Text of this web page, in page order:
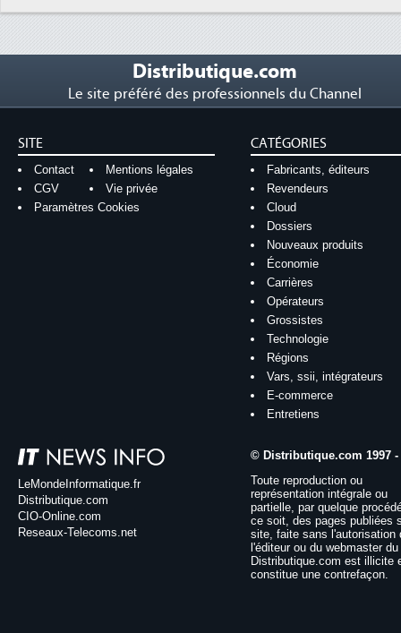
Distributique.com
Le site préféré des professionnels du Channel
SITE
Contact
Mentions légales
CGV
Vie privée
Paramètres Cookies
CATÉGORIES
Fabricants, éditeurs
Revendeurs
Cloud
Dossiers
Nouveaux produits
Économie
Carrières
Opérateurs
Grossistes
Technologie
Régions
Vars, ssii, intégrateurs
E-commerce
Entretiens
LeMondeInformatique.fr
Distributique.com
CIO-Online.com
Reseaux-Telecoms.net
© Distributique.com 1997 -
Toute reproduction ou
représentation intégrale ou
partielle, par quelque
ce soit, des pages publiées
site, faite sans l'autorisation
l'éditeur ou du webmaster
Distributique.com est illicite
constitue une contrefaçon.